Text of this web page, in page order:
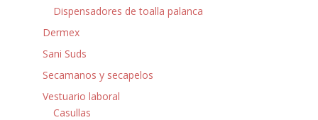
Dispensadores de toalla palanca
Dermex
Sani Suds
Secamanos y secapelos
Vestuario laboral
Casullas